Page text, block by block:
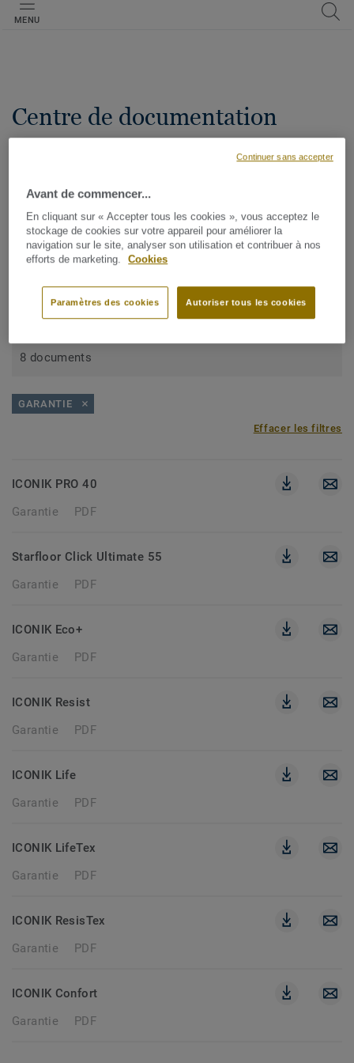
MENU
Centre de documentation
Vous avez besoin d'un document particulier ? Tapez le nom de
documents associés.
8 documents
GARANTIE
Effacer les filtres
ICONIK PRO 40
Garantie
PDF
Starfloor Click Ultimate 55
Garantie
PDF
ICONIK Eco+
Garantie
PDF
ICONIK Resist
Garantie
PDF
ICONIK Life
Garantie
PDF
ICONIK LifeTex
Garantie
PDF
ICONIK ResisTex
Garantie
PDF
ICONIK Confort
Garantie
PDF
Avant de commencer...
En cliquant sur « Accepter tous les cookies », vous acceptez le
stockage de cookies sur votre appareil pour améliorer la
navigation sur le site, analyser son utilisation et contribuer à nos
efforts de marketing.
Cookies
Paramètres des cookies Autoriser tous les cookies
Continuer sans accepter